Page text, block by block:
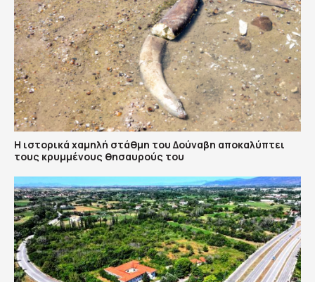
Η ιστορικά χαμηλή στάθμη του Δούναβη αποκαλύπτει
τους κρυμμένους θησαυρούς του